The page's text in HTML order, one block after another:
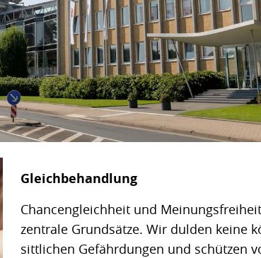
Gleichbehandlung
Chancengleichheit und
zentrale Grundsätze. Wir dulden keine
sittlichen Gefährdungen und schützen